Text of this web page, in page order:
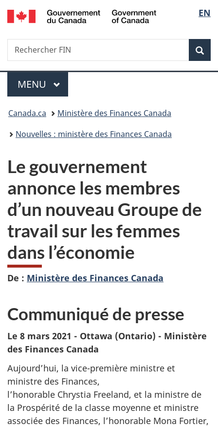
Passer
au
Passer
à
du
Passer
à
simplifiée
de
la
EN
Recherche
Rechercher
FIN
Menu
MENU PRINCIPAL
Vous
êtes
Canada.ca
Ministère des Finances Canada
Nouvelles : ministère des Finances Canada
Le gouvernement
annonce les membres
d’un nouveau Groupe de
travail sur les femmes
dans l’économie
De : Ministère des Finances Canada
Communiqué de presse
Le 8 mars 2021 - Ottawa (Ontario) - Ministère
des Finances Canada
Aujourd’hui, la vice-première ministre et
ministre des Finances,
l’honorable Chrystia Freeland, et la ministre de
la Prospérité de la classe moyenne et ministre
associée des Finances, l’honorable Mona Fortier,